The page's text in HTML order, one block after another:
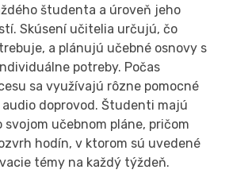
študenta a úroveň jeho
Skúsení učitelia určujú, čo
a plánujú učebné osnovy s
potreby. Počas
sa využívajú rôzne pomocné
doprovod. Študenti majú
učebnom pláne, pričom
hodín, v ktorom sú uvedené
témy na každý týždeň.